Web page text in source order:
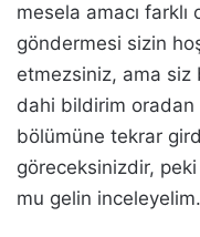
mesela amacı
göndermesi sizin
etmezsiniz, ama
dahi bildirim
bölümüne tekrar
göreceksinizdir,
mu gelin inceleyelim.